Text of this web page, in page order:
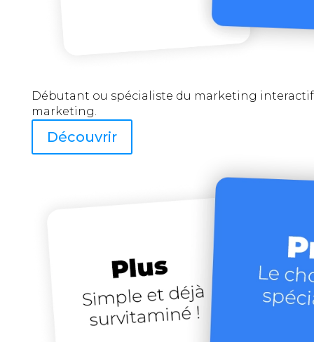
Débutant ou spécialiste du marketing
marketing.
Découvrir